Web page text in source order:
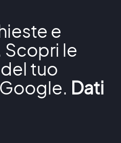
e
le
tuo
Dati